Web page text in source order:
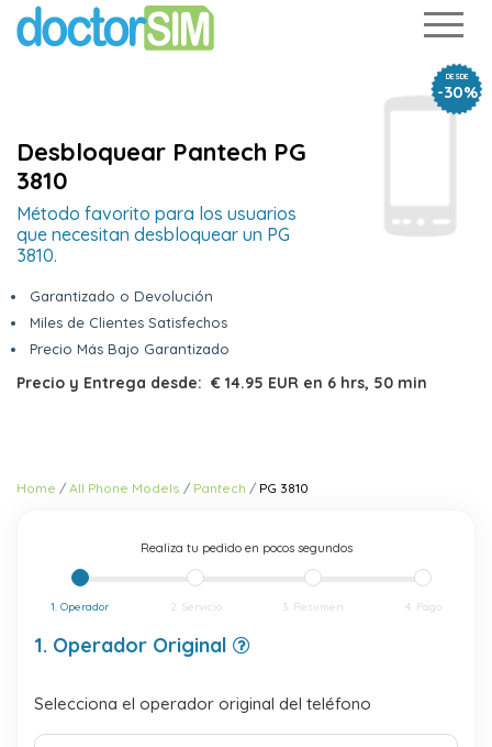
DESDE
-30%
Desbloquear Pantech PG
3810
Método favorito para los usuarios
que necesitan desbloquear un PG
3810.
Garantizado o Devolución
Miles de Clientes Satisfechos
Precio Más Bajo Garantizado
Precio y Entrega desde: € 14.95 EUR en 6 hrs, 50 min
Home All Phone Models Pantech PG 3810
Realiza tu pedido en pocos segundos
1. Operador 2. Servicio 3. Resumen 4. Pago
1. Operador Original
Selecciona el operador original del teléfono